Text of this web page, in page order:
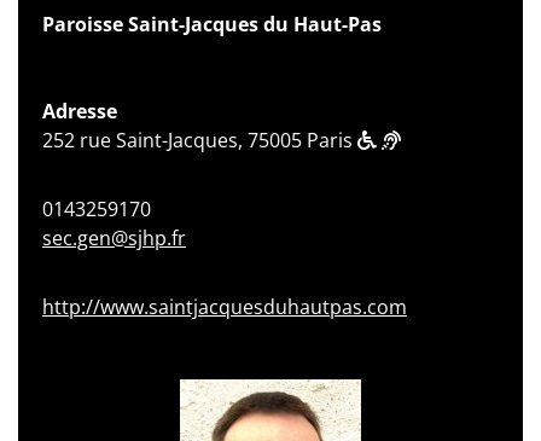
Paroisse Saint-Jacques du Haut-Pas
Adresse
252 rue Saint-Jacques, 75005 Paris
0143259170
sec.gen@sjhp.fr
http://www.saintjacquesduhautpas.com